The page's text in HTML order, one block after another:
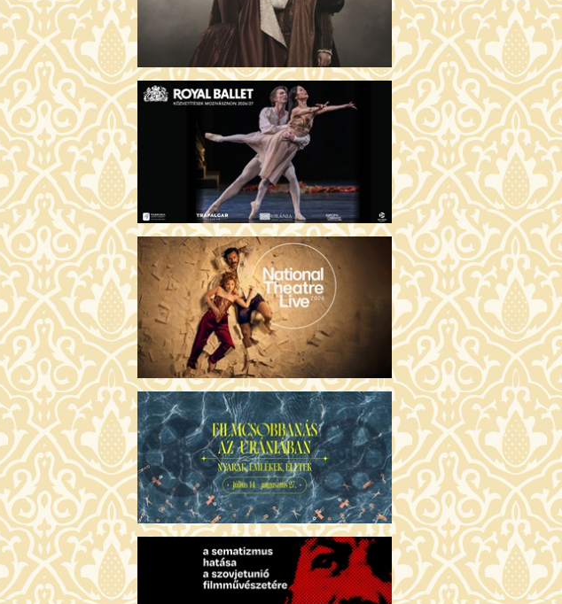
JEGYVÁSÁRLÁS
16:00 Törőcsik Mari terem
TALÁLKOZÁS A BUDDHÁVAL (12)
JEGYVÁSÁRLÁS
17:00 Fábri terem
MOMO (12)
17:00 Csortos terem
ARGENTIN TÖRTÉNETEK (16)
19:00 Fábri terem
AZ ÖRDÖG PRADÁT VISEL 2. (12)
19:00 Csortos terem
ÁDÁM ALMÁI (16)
JEGYVÁSÁRLÁS
19:00 Törőcsik Mari terem
HOGYAN TUDNÉK ÉLNI
NÉLKÜLED? (12)
JEGYVÁSÁRLÁS
19:00 Díszterem
ODÜSSZEIA (16)